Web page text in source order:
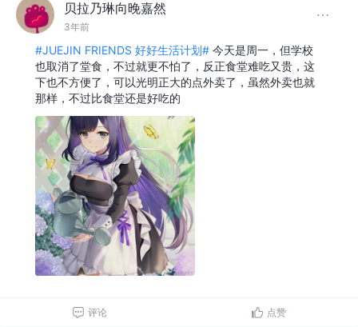
贝拉乃琳向晚嘉然
3年前
#JUEJIN FRIENDS 好好生活计划# 今天是周一，但学校
也取消了堂食，不过就更不怕了，反正食堂难吃又贵，这
下也不方便了，可以光明正大的点外卖了，虽然外卖也就
那样，不过比食堂还是好吃的
评论 点赞